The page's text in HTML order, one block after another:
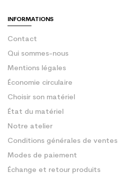
INFORMATIONS
Contact
Qui sommes-nous
Mentions légales
Économie circulaire
Choisir son matériel
État du matériel
Notre atelier
Conditions générales de ventes
Modes de paiement
Échange et retour produits